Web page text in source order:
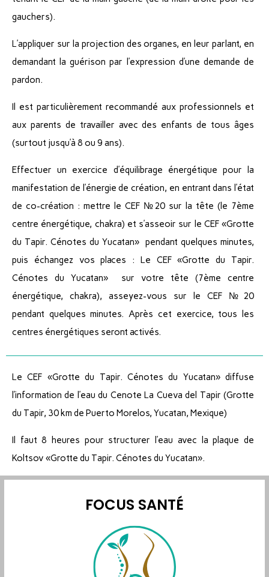
gauchers).
L’appliquer sur la projection des organes, en leur parlant, en
demandant la guérison par l’expression d’une demande de
pardon.
Il est particulièrement recommandé aux professionnels et
aux parents de travailler avec des enfants de tous âges
(surtout jusqu’à 8 ou 9 ans).
Effectuer un exercice d’équilibrage énergétique pour la
manifestation de l’énergie de création, en entrant dans l’état
de co-création : mettre le CEF №20 sur la tête (le 7ème
centre énergétique, chakra) et s’asseoir sur le CEF «Grotte
du Tapir. Cénotes du Yucatan» pendant quelques minutes,
puis échangez vos places : Le CEF «Grotte du Tapir.
Cénotes du Yucatan» sur votre tête (7ème centre
énergétique, chakra), asseyez-vous sur le CEF №20
pendant quelques minutes. Après cet exercice, tous les
centres énergétiques seront activés.
Le CEF «Grotte du Tapir. Cénotes du Yucatan» diffuse
l’information de l’eau du Cenote La Cueva del Tapir (Grotte
du Tapir, 30 km de Puerto Morelos, Yucatan, Mexique)
Il faut 8 heures pour structurer l’eau avec la plaque de
Koltsov «Grotte du Tapir. Cénotes du Yucatan».
FOCUS SANTÉ